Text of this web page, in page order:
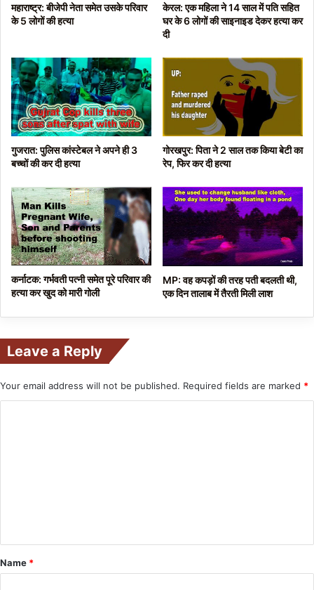
महाराष्ट्र: बीजेपी नेता समेत उसके परिवार
के 5 लोगों की हत्या
केरल: एक महिला ने 14 साल में पति सहित
घर के 6 लोगों की साइनाइड देकर हत्या कर
दी
गुजरात: पुलिस कांस्टेबल ने अपने ही 3
बच्चों की कर दी हत्या
गोरखपुर: पिता ने 2 साल तक किया बेटी का
रेप, फिर कर दी हत्या
कर्नाटक: गर्भवती पत्नी समेत पूरे परिवार की
हत्या कर खुद को मारी गोली
MP: वह कपड़ों की तरह पती बदलती थी,
एक दिन तालाब में तैरती मिली लाश
Leave a Reply
Your email address will not be published. Required fields are marked *
*
Name *